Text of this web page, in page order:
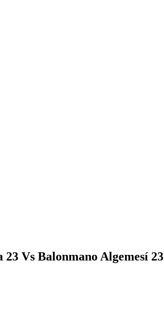
Vs Balonmano Algemesí 23